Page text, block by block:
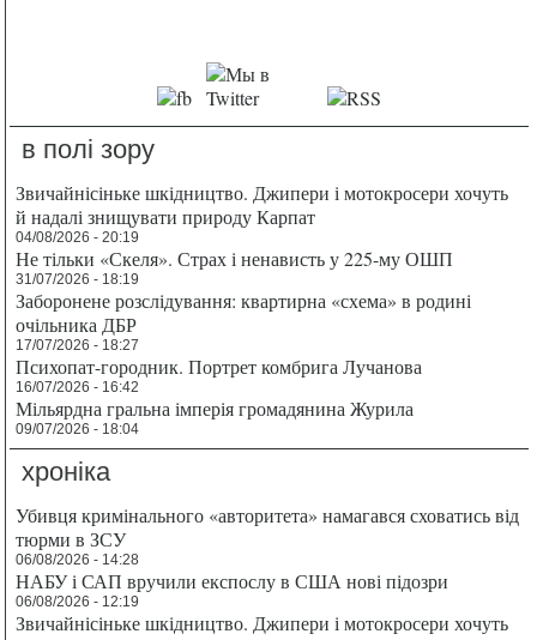
в полі зору
Звичайнісіньке шкідництво. Джипери і мотокросери хочуть
й надалі знищувати природу Карпат
04/08/2026 - 20:19
Не тільки «Скеля». Страх і ненависть у 225-му ОШП
31/07/2026 - 18:19
Заборонене розслідування: квартирна «схема» в родині
очільника ДБР
17/07/2026 - 18:27
Психопат-городник. Портрет комбрига Лучанова
16/07/2026 - 16:42
Мільярдна гральна імперія громадянина Журила
09/07/2026 - 18:04
хроніка
Убивця кримінального «авторитета» намагався сховатись від
тюрми в ЗСУ
06/08/2026 - 14:28
НАБУ і САП вручили експослу в США нові підозри
06/08/2026 - 12:19
Звичайнісіньке шкідництво. Джипери і мотокросери хочуть